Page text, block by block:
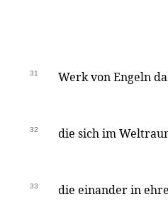
31 Werk von Engeln
32 die sich im
33 die einander in